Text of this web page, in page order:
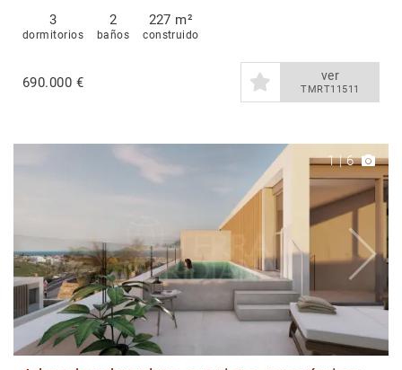
3
dormitorios
2
baños
227 m²
construido
690.000 € ver
TMRT11511
1|6